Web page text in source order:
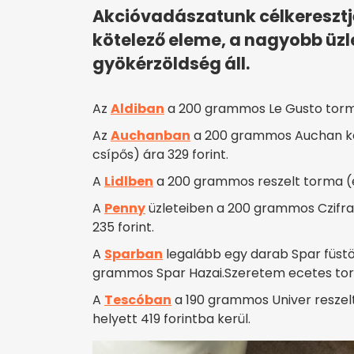
Akcióvadászatunk
kötelező eleme, a nagyobb
gyökérzöldség áll.
Az Aldiban a 200 grammos Le Gusto
Az Auchanban a 200 grammos Auchan
csípős) ára 329 forint.
A Lidlben a 200 grammos reszelt torma
A Pennyüzleteiben a 200 grammos
235 forint.
A Sparban legalább egy darab Spar
grammos Spar Hazai.Szeretem ecetes
A Tescóban a 190 grammos Univer
helyett 419 forintba kerül.